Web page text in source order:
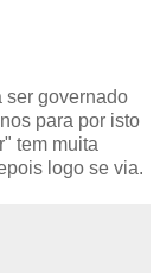
ser governado
para por isto
tem muita
logo se via.